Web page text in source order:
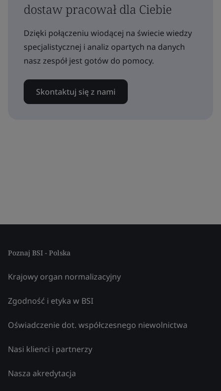
dostaw pracował dla Ciebie
Dzięki połączeniu wiodącej na świecie wiedzy
specjalistycznej i analiz opartych na danych
nasz zespół jest gotów do pomocy.
Skontaktuj się z nami
Poznaj BSI - Polska
Krajowy organ normalizacyjny
Zgodność i etyka w BSI
Oświadczenie dot. współczesnego niewolnictwa
Nasi klienci i partnerzy
Nasza akredytacja